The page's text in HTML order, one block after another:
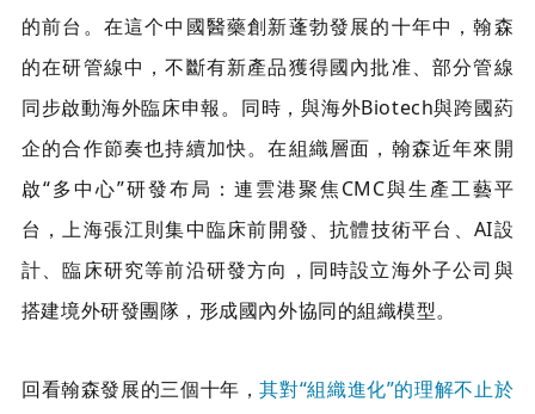
的前台。在這个中國醫藥創新蓬勃發展的十年中，翰森
的在研管線中，不斷有新產品獲得國內批准、部分管線
同步啟動海外臨床申報。同時，與海外Biotech與跨國葯
企的合作節奏也持續加快。在組織層面，翰森近年來開
啟“多中心”研發布局：連雲港聚焦CMC與生產工藝平
台，上海張江則集中臨床前開發、抗體技術平台、AI設
計、臨床研究等前沿研發方向，同時設立海外子公司與
搭建境外研發團隊，形成國內外協同的組織模型。
回看翰森發展的三個十年，其對“組織進化”的理解不止於